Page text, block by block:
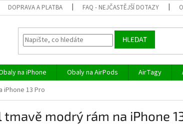
DOPRAVA A PLATBA FAQ - NEJČASTĚJŠÍ DOTAZY
HLEDAT
na iPhone Obaly na AirPods AirTagy
iPhone 13 Pro
tmavě modrý rám na iPhone